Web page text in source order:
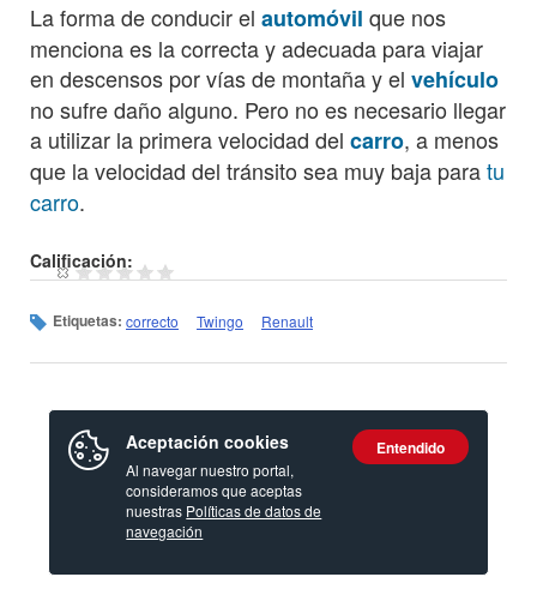
La forma de conducir el automóvil que nos
menciona es la correcta y adecuada para viajar
en descensos por vías de montaña y el vehículo
no sufre daño alguno. Pero no es necesario llegar
a utilizar la primera velocidad del carro, a menos
que la velocidad del tránsito sea muy baja paratu
carro.
Calificación:
Etiquetas: correcto Twingo Renault
Aceptación cookies
Al navegar nuestro portal,
consideramos que aceptas
nuestras Políticas de datos de
navegación
Entendido